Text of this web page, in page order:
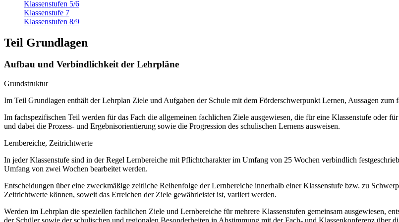
Klassenstufen 5/6
Klassenstufe 7
Klassenstufen 8/9
Teil Grundlagen
Aufbau und Verbindlichkeit der Lehrpläne
Grundstruktur
Im Teil Grundlagen enthält der Lehrplan Ziele und Aufgaben der Schule mit dem Förderschwerpunkt Lernen, Aussagen
Im fachspezifischen Teil werden für das Fach die allgemeinen fachlichen Ziele ausgewiesen, die für eine Klassenstufe oder
und dabei die Prozess- und Ergebnisorientierung sowie die Progression des schulischen Lernens ausweisen.
Lernbereiche, Zeitrichtwerte
In jeder Klassenstufe sind in der Regel Lernbereiche mit Pflichtcharakter im Umfang von 25 Wochen verbindlich
Umfang von zwei Wochen bearbeitet werden.
Entscheidungen über eine zweckmäßige zeitliche Reihenfolge der Lernbereiche innerhalb einer Klassenstufe bzw. zu
Zeitrichtwerte können, soweit das Erreichen der Ziele gewährleistet ist, variiert werden.
Werden im Lehrplan die speziellen fachlichen Ziele und Lernbereiche für mehrere Klassenstufen gemeinsam ausgewiesen,